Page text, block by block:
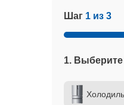
Шаг 1 из 3
1.